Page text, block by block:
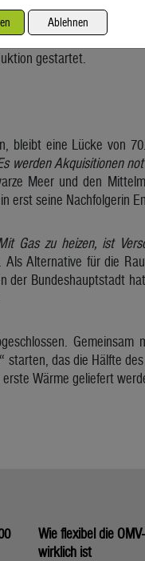
Schwarzmeer-Projekt
Bedarfs gedeckt
gestartet.
bleibt eine Lücke von
werden Akquisitionen
Meer und den
erst seine Nachfolgerin
Gas zu heizen, ist
Alternative für die
der Bundeshauptstadt
das die Hälfte
Wärme geliefert
Wie flexibel die
wirklich ist
Ablehnen